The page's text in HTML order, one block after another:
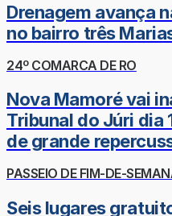
Drenagem avança
no bairro três
24º COMARCA DE RO
Nova Mamoré vai
Tribunal do Júri dia
de grande
PASSEIO DE FIM-DE-
Seis lugares